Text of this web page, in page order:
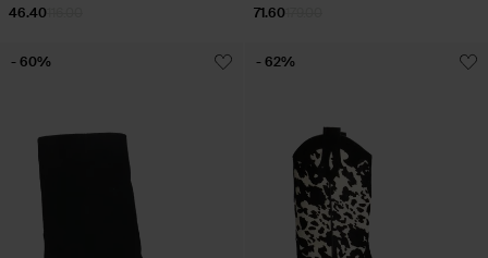
46.40 71.60
- 60% - 62%